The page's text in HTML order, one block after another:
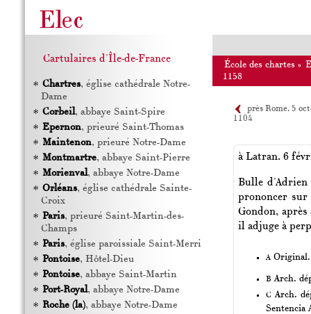
École des chartes »
1158
près Rome. 5
1104
à Latran.6
Bulle d'Adrien
prononcer sur
Gondon,
il adjuge à
A Original.
B Arch.
C Arch.
Sentencia
Cartulaires d'Île-de-France
Chartres, église cathédrale Notre-
Dame
Corbeil, abbaye Saint-Spire
Epernon, prieuré Saint-Thomas
Maintenon, prieuré Notre-Dame
Montmartre, abbaye Saint-Pierre
Morienval, abbaye Notre-Dame
Orléans, église cathédrale Sainte-
Croix
Paris, prieuré Saint-Martin-des-
Champs
Paris, église paroissiale Saint-Merri
Pontoise, Hôtel-Dieu
Pontoise, abbaye Saint-Martin
Port-Royal, abbaye Notre-Dame
Roche (la), abbaye Notre-Dame